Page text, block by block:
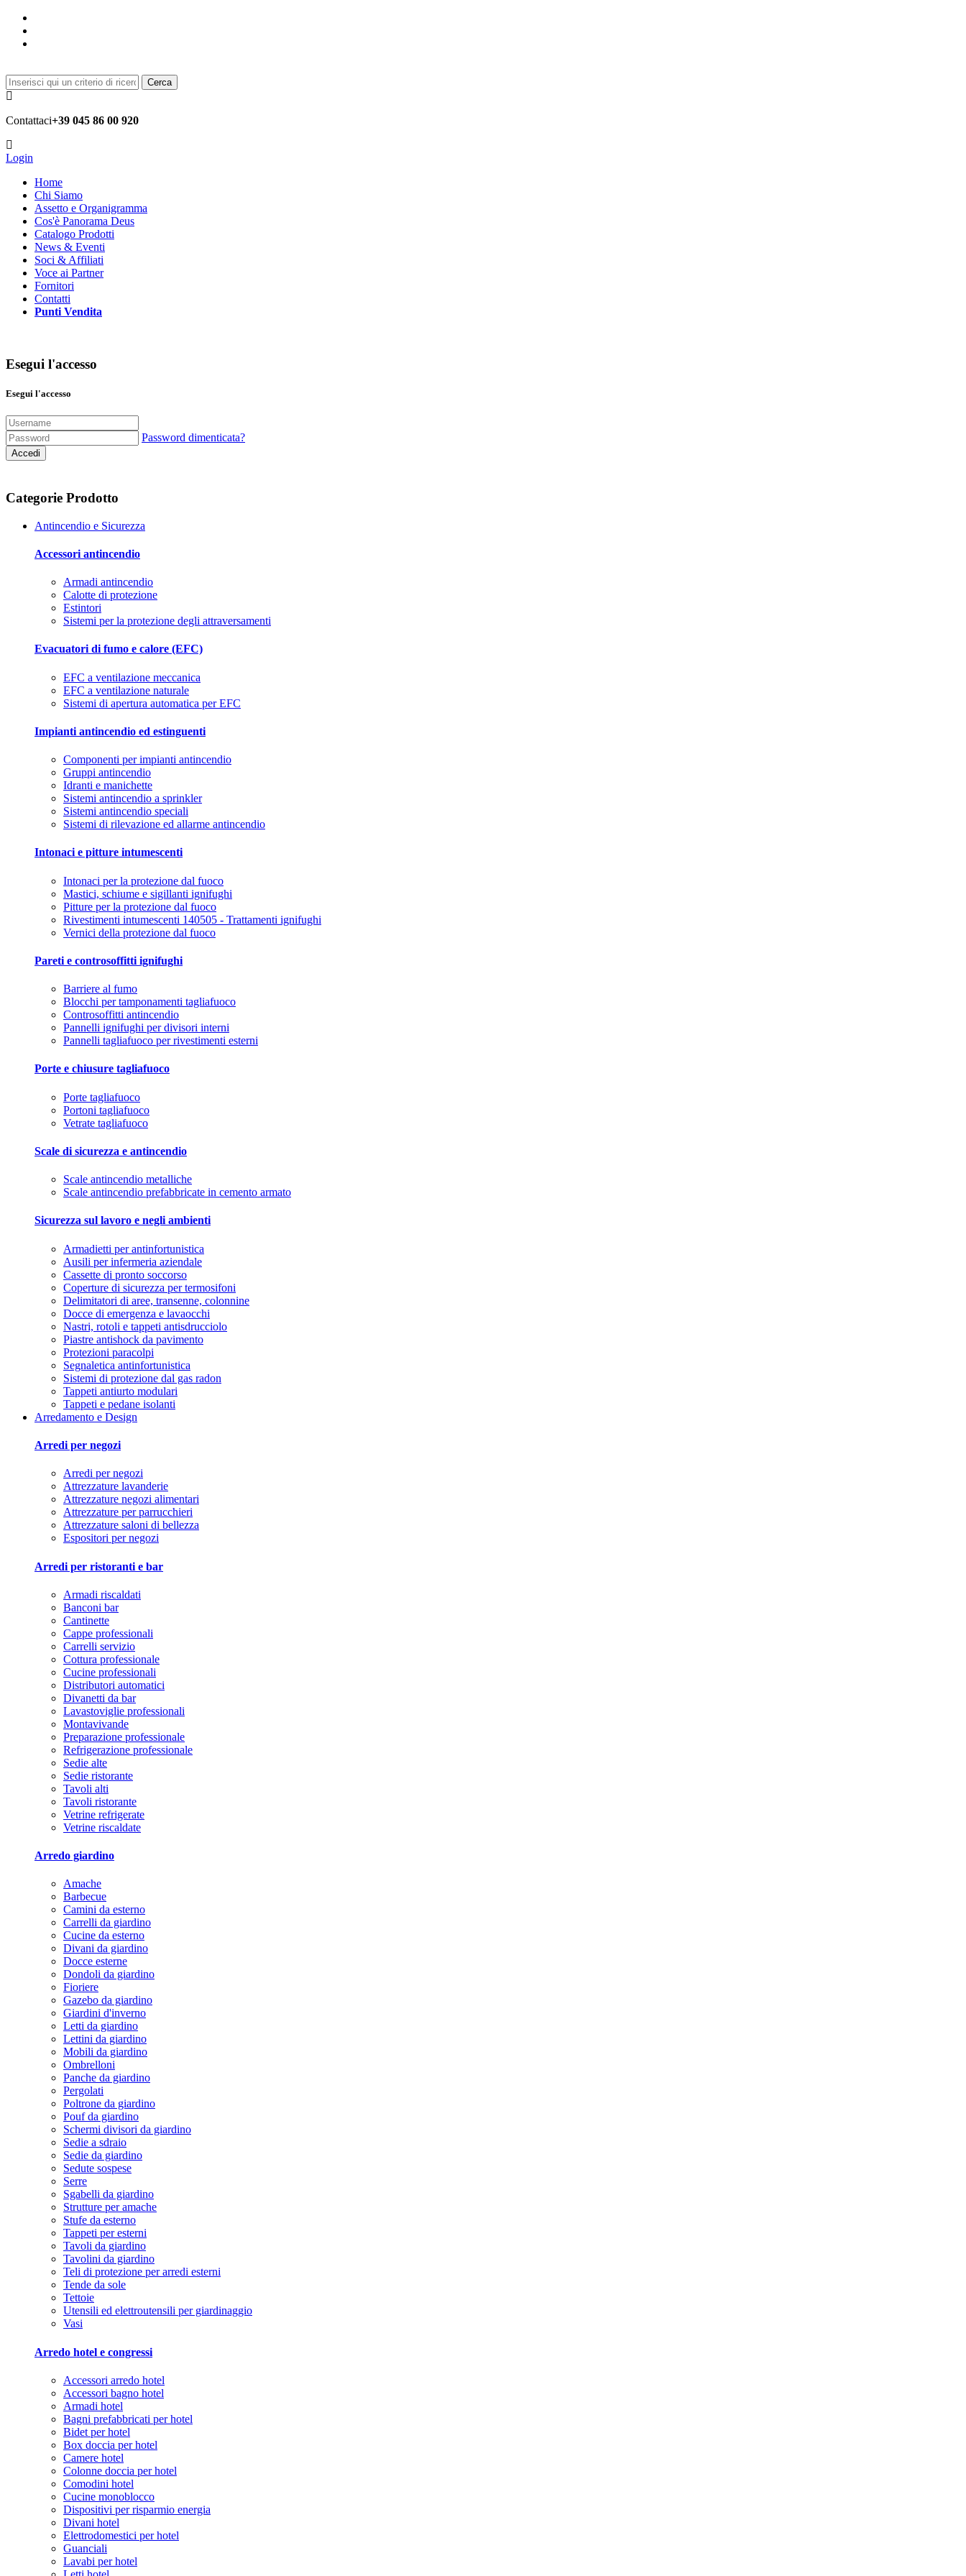
Cerca
Contattaci+39 045 86 00 920
Login
Home
Chi Siamo
Assetto e Organigramma
Cos'è Panorama Deus
Catalogo Prodotti
News & Eventi
Soci & Affiliati
Voce ai Partner
Fornitori
Contatti
Punti Vendita
Esegui l'accesso
Esegui l'accesso
Password dimenticata?
Accedi
Categorie Prodotto
Antincendio e Sicurezza
Accessori antincendio
Armadi antincendio
Calotte di protezione
Estintori
Sistemi per la protezione degli attraversamenti
Evacuatori di fumo e calore (EFC)
EFC a ventilazione meccanica
EFC a ventilazione naturale
Sistemi di apertura automatica per EFC
Impianti antincendio ed estinguenti
Componenti per impianti antincendio
Gruppi antincendio
Idranti e manichette
Sistemi antincendio a sprinkler
Sistemi antincendio speciali
Sistemi di rilevazione ed allarme antincendio
Intonaci e pitture intumescenti
Intonaci per la protezione dal fuoco
Mastici, schiume e sigillanti ignifughi
Pitture per la protezione dal fuoco
Rivestimenti intumescenti 140505 - Trattamenti ignifughi
Vernici della protezione dal fuoco
Pareti e controsoffitti ignifughi
Barriere al fumo
Blocchi per tamponamenti tagliafuoco
Controsoffitti antincendio
Pannelli ignifughi per divisori interni
Pannelli tagliafuoco per rivestimenti esterni
Porte e chiusure tagliafuoco
Porte tagliafuoco
Portoni tagliafuoco
Vetrate tagliafuoco
Scale di sicurezza e antincendio
Scale antincendio metalliche
Scale antincendio prefabbricate in cemento armato
Sicurezza sul lavoro e negli ambienti
Armadietti per antinfortunistica
Ausili per infermeria aziendale
Cassette di pronto soccorso
Coperture di sicurezza per termosifoni
Delimitatori di aree, transenne, colonnine
Docce di emergenza e lavaocchi
Nastri, rotoli e tappeti antisdrucciolo
Piastre antishock da pavimento
Protezioni paracolpi
Segnaletica antinfortunistica
Sistemi di protezione dal gas radon
Tappeti antiurto modulari
Tappeti e pedane isolanti
Arredamento e Design
Arredi per negozi
Arredi per negozi
Attrezzature lavanderie
Attrezzature negozi alimentari
Attrezzature per parrucchieri
Attrezzature saloni di bellezza
Espositori per negozi
Arredi per ristoranti e bar
Armadi riscaldati
Banconi bar
Cantinette
Cappe professionali
Carrelli servizio
Cottura professionale
Cucine professionali
Distributori automatici
Divanetti da bar
Lavastoviglie professionali
Montavivande
Preparazione professionale
Refrigerazione professionale
Sedie alte
Sedie ristorante
Tavoli alti
Tavoli ristorante
Vetrine refrigerate
Vetrine riscaldate
Arredo giardino
Amache
Barbecue
Camini da esterno
Carrelli da giardino
Cucine da esterno
Divani da giardino
Docce esterne
Dondoli da giardino
Fioriere
Gazebo da giardino
Giardini d'inverno
Letti da giardino
Lettini da giardino
Mobili da giardino
Ombrelloni
Panche da giardino
Pergolati
Poltrone da giardino
Pouf da giardino
Schermi divisori da giardino
Sedie a sdraio
Sedie da giardino
Sedute sospese
Serre
Sgabelli da giardino
Strutture per amache
Stufe da esterno
Tappeti per esterni
Tavoli da giardino
Tavolini da giardino
Teli di protezione per arredi esterni
Tende da sole
Tettoie
Utensili ed elettroutensili per giardinaggio
Vasi
Arredo hotel e congressi
Accessori arredo hotel
Accessori bagno hotel
Armadi hotel
Bagni prefabbricati per hotel
Bidet per hotel
Box doccia per hotel
Camere hotel
Colonne doccia per hotel
Comodini hotel
Cucine monoblocco
Dispositivi per risparmio energia
Divani hotel
Elettrodomestici per hotel
Guanciali
Lavabi per hotel